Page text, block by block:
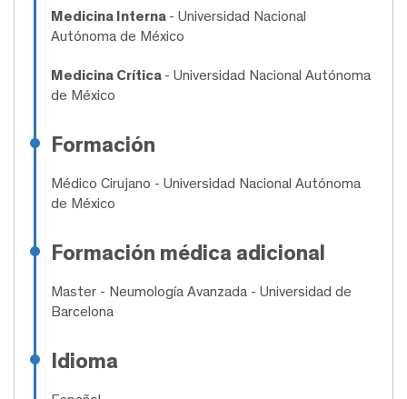
Medicina Interna - Universidad Nacional
Autónoma de México
Medicina Crítica - Universidad Nacional Autónoma
de México
Formación
Médico Cirujano - Universidad Nacional Autónoma
de México
Formación médica adicional
Master - Neumología Avanzada - Universidad de
Barcelona
Idioma